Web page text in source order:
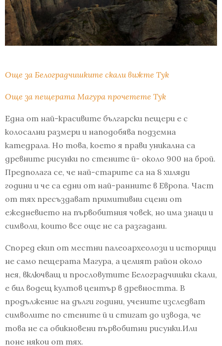
Още за Белоградчишките скали вижте Тук
Още за пещерата Магура прочетете Тук
Една от най-красивите български пещери е с
колосални размери и наподобява подземна
катедрала. Но това, което я прави уникална са
древните рисунки по стените й- около 900 на брой.
Предполага се, че най-старите са на 8 хиляди
години и че са едни от най-ранните в Европа. Част
от тях пресъздават примитивни сцени от
ежедневието на първобитния човек, но има знаци и
символи, които все още не са разгадани.
Според екип от местни палеоархеолози и историци
не само пещерата Магура, а целият район около
нея, включващ и прословутите Белоградчишки скали,
е бил водещ култов център в древността. В
продължение на дълги години, учените изследват
символите по стените й и стигат до извода, че
това не са обикновени първобитни рисунки.Или
поне някои от тях.